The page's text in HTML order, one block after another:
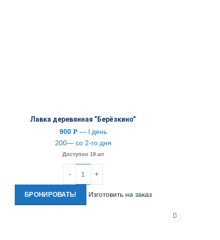
Лавка деревянная “Берёзкино”
900 Р — l день
200— со 2-го дня
Доступно 19 шт
БРОНИРОВАТЬ! Изготовить на заказ